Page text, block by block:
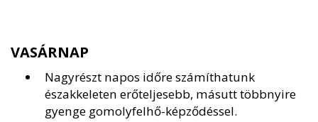
VASÁRNAP
Nagyrészt napos időre számíthatunk
északkeleten erőteljesebb, másutt többnyire
gyenge gomolyfelhő-képződéssel.